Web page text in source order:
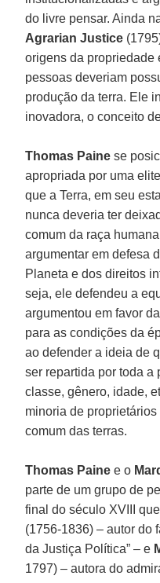
do livre pensar. Ainda
Agrarian Justice
origens da propriedade
pessoas deveriam
produção da terra. Ele
inovadora, o conceito
Thomas Paine se
apropriada por uma
que a Terra, em seu
nunca deveria ter
comum da raça
argumentar em defesa
Planeta e dos direitos
seja, ele defendeu a
argumentou em favor
para as condições da
ao defender a ideia de
ser repartida por toda a
classe, gênero, idade,
minoria de
comum das terras.
Thomas Paine e o
parte de um grupo de
final do século XVIII
(1756-1836) – autor do
da Justiça Política” – e
1797) – autora do